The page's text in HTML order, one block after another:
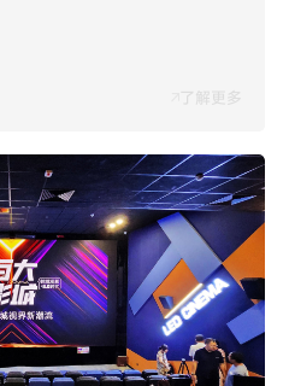
了解更多